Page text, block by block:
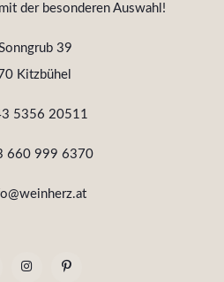
der besonderen Auswahl!
39
Kitzbühel
5356 20511
660 999 6370